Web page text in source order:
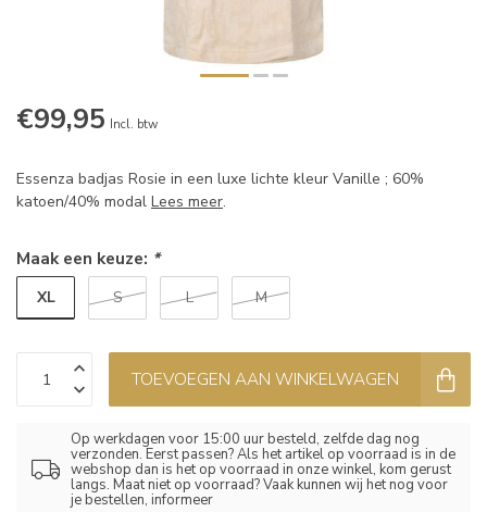
€99,95 Incl. btw
Essenza badjas Rosie in een luxe lichte kleur Vanille ; 60%
katoen/40% modal Lees meer.
Maak een keuze: *
XL S L M
TOEVOEGEN AAN WINKELWAGEN
Op werkdagen voor 15:00 uur besteld, zelfde dag nog
verzonden. Eerst passen? Als het artikel op voorraad is in de
webshop dan is het op voorraad in onze winkel, kom gerust
langs. Maat niet op voorraad? Vaak kunnen wij het nog voor
je bestellen, informeer